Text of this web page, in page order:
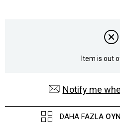
Item is out
Notify me
DAHA FAZLA